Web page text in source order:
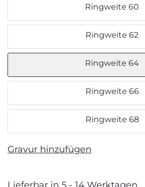
Ringweite 60
Ringweite 62
Ringweite 64
Ringweite 66
Ringweite 68
Gravur hinzufügen
Lieferbar in 5 - 14 Werktagen